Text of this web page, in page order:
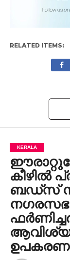
RELATED ITEMS:
KERALA
കീഴിൽ
ബഡ്‌സ്
നഗരസഭ